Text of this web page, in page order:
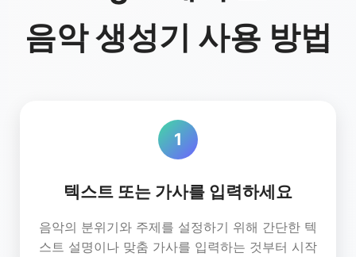
음악 생성기 사용 방법
1
텍스트 또는 가사를 입력하세요
음악의 분위기와 주제를 설정하기 위해 간단한 텍
스트 설명이나 맞춤 가사를 입력하는 것부터 시작